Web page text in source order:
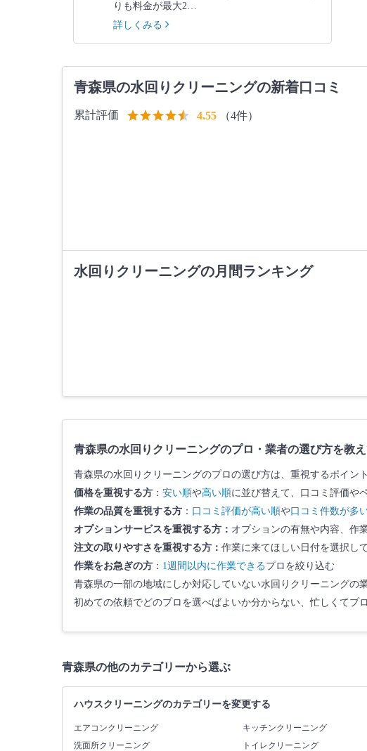
りも料金が最大2…
詳しくみる
青森県の水回りクリーニングの新着口コミ
累計評価 4.55 （4件）
水回りクリーニングの月間ランキング
青森県の水回りクリーニングのプロ・業者の選び方を教え
青森県の水回りクリーニングのプロの選び方は、重視するポイン
価格を重視する方 ： 安い順や高い順に並び替えて、口コミ評価や
作業の品質を重視する方 ： 口コミ評価が高い順や口コミ件数が多
オプションサービスを重視する方： オプションの有無や内容、作
注文の取りやすさを重視する方： 作業に来てほしい日付を選択し
作業をお急ぎの方 ： 1週間以内に作業できるプロを絞り込む
青森県の一部の地域にしか対応していない水回りクリーニングの
初めての依頼でどのプロを選べばよいか分からない、忙しくて
青森県の他のカテゴリーから選ぶ
ハウスクリーニングのカテゴリーを変更する
エアコンクリーニング キッチンクリーニング
洗面所クリーニング
トイレクリーニング